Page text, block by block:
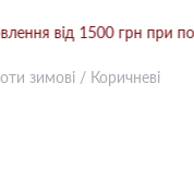
1500 грн при
зимові / Коричневі